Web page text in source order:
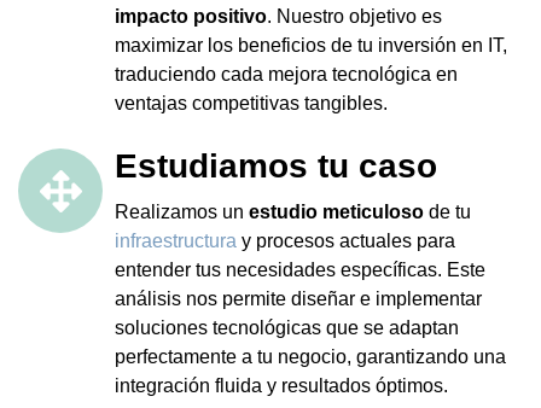
impacto positivo. Nuestro objetivo es
maximizar los beneficios de tu inversión en IT,
traduciendo cada mejora tecnológica en
ventajas competitivas tangibles.
Estudiamos tu caso
Realizamos un estudio meticuloso de tu
infraestructura y procesos actuales para
entender tus necesidades específicas. Este
análisis nos permite diseñar e implementar
soluciones tecnológicas que se adaptan
perfectamente a tu negocio, garantizando una
integración fluida y resultados óptimos.